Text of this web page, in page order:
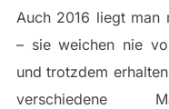
Auch 2016 liegt man
– sie weichen nie
und trotzdem
verschiedene